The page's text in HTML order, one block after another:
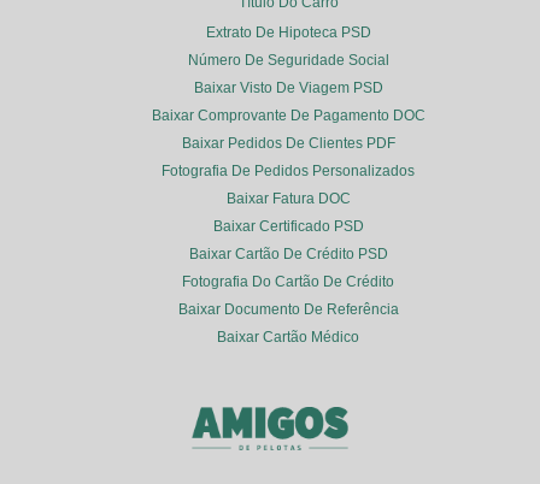
Extrato De Hipoteca PSD
Número De Seguridade Social
Baixar Visto De Viagem PSD
Baixar Comprovante De Pagamento DOC
Baixar Pedidos De Clientes PDF
Fotografia De Pedidos Personalizados
Baixar Fatura DOC
Baixar Certificado PSD
Baixar Cartão De Crédito PSD
Fotografia Do Cartão De Crédito
Baixar Documento De Referência
Baixar Cartão Médico